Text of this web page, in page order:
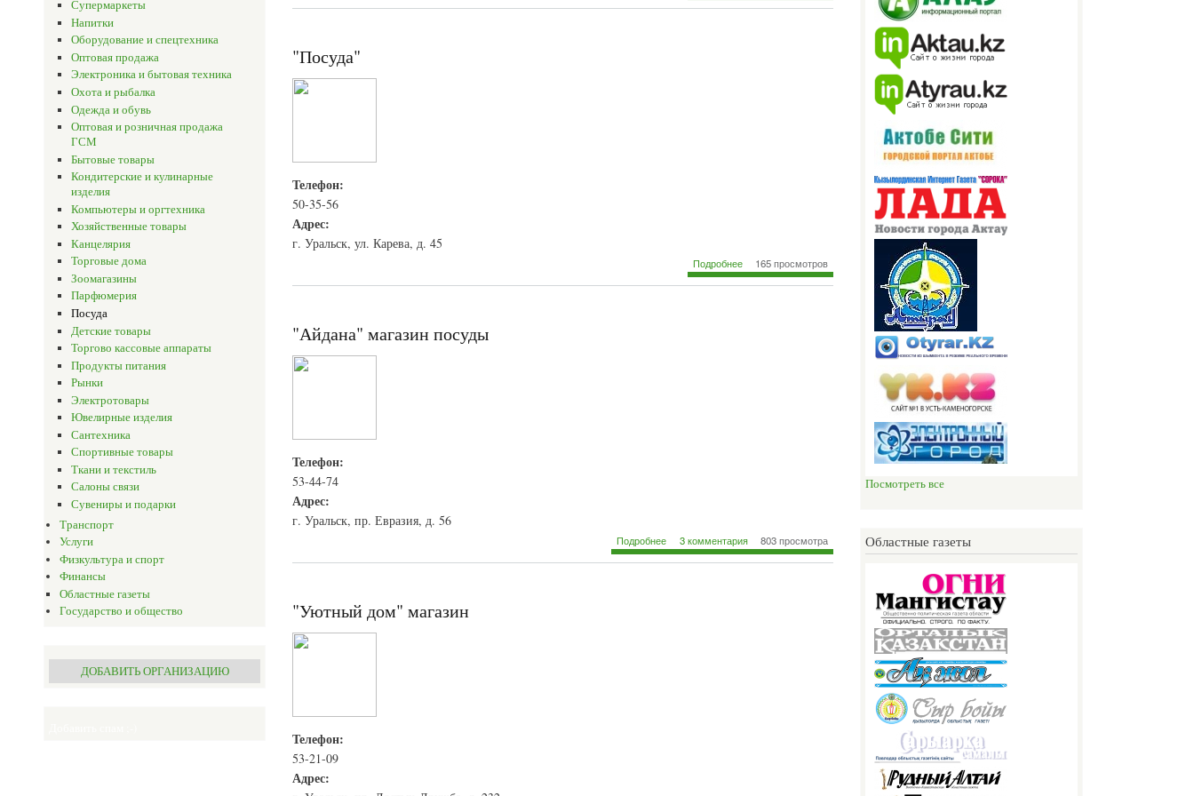
Супермаркеты
Напитки
Оборудование и спецтехника
Оптовая продажа
Электроника и бытовая техника
Охота и рыбалка
Одежда и обувь
Оптовая и розничная продажа
ГСМ
Бытовые товары
Кондитерские и кулинарные
изделия
Компьютеры и оргтехника
Хозяйственные товары
Канцелярия
Торговые дома
Зоомагазины
Парфюмерия
Посуда
Детские товары
Торгово кассовые аппараты
Продукты питания
Рынки
Электротовары
Ювелирные изделия
Сантехника
Спортивные товары
Ткани и текстиль
Салоны связи
Сувениры и подарки
Транспорт
Услуги
Физкультура и спорт
Финансы
Областные газеты
Государство и общество
ДОБАВИТЬ ОРГАНИЗАЦИЮ
"Посуда"
Телефон:
50-35-56
Адрес:
г. Уральск, ул. Карева, д. 45
Подробнеео "Посуда"
165 просмотров
"Айдана" магазин посуды
Телефон:
53-44-74
Адрес:
г. Уральск, пр. Евразия, д. 56
Подробнее о "Айдана" магазин посуды
3 комментария 803 просмотра
"Уютный дом" магазин
Телефон:
53-21-09
Адрес:
Посмотреть все
Областные газеты